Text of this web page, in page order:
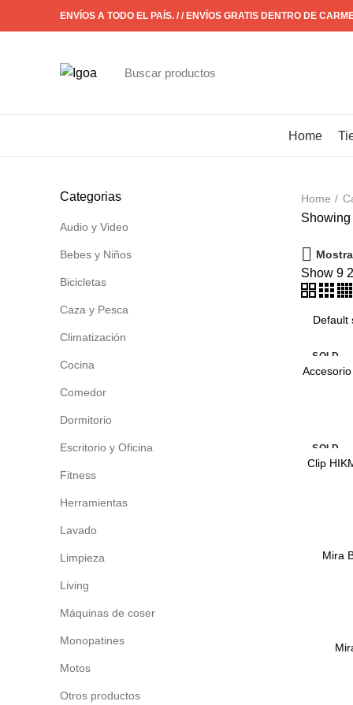
ENVÍOS A TODO EL PAÍS. / / ENVÍOS GRATIS DENTRO DE
Home
Categorias
Audio y Video
Bebes y Niños
Bicicletas
Caza y Pesca
Climatización
Cocina
Comedor
Dormitorio
Escritorio y Oficina
Fitness
Herramientas
Lavado
Limpieza
Living
Máquinas de coser
Monopatines
Motos
Otros productos
Home
Showing
Show 9
SOLD
OUT
SOLD
OUT
Clip
Mira